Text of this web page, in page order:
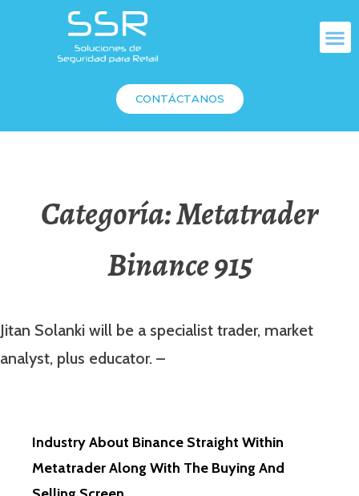
CONTÁCTANOS
Categoría:Metatrader
Binance 915
Jitan Solanki will be a specialist trader, market
analyst, plus educator. –
Industry About Binance Straight Within
Metatrader Along With The Buying And